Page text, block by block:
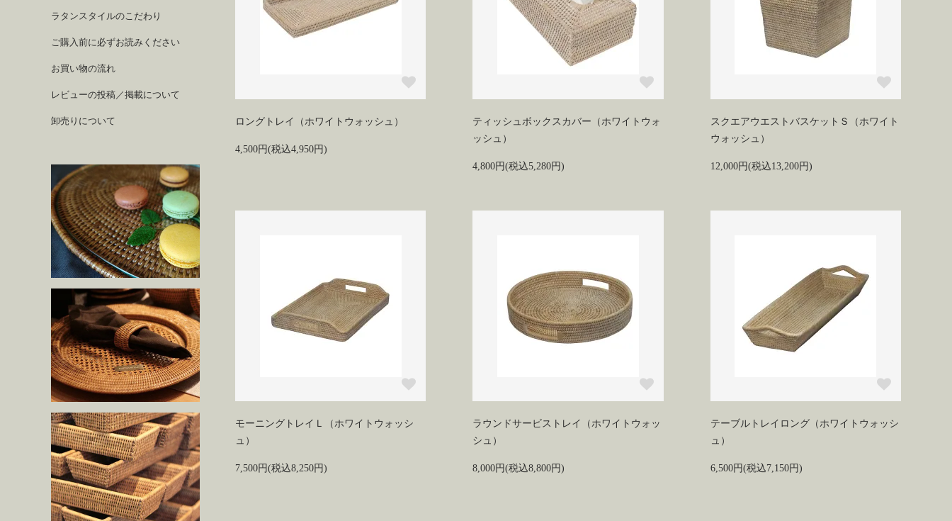
ロングトレイ（ホワイトウォッシュ）
4,500円(税込4,950円)
ティッシュボックスカバー（ホワイトウォ
ッシュ）
4,800円(税込5,280円)
スクエアウエストバスケットＳ（ホワイト
ウォッシュ）
12,000円(税込13,200円)
モーニングトレイＬ（ホワイトウォッシ
ュ）
7,500円(税込8,250円)
ラウンドサービストレイ（ホワイトウォッ
シュ）
8,000円(税込8,800円)
テーブルトレイロング（ホワイトウォッシ
ュ）
6,500円(税込7,150円)
ラタンスタイルのこだわり
ご購入前に必ずお読みください
お買い物の流れ
レビューの投稿／掲載について
卸売りについて